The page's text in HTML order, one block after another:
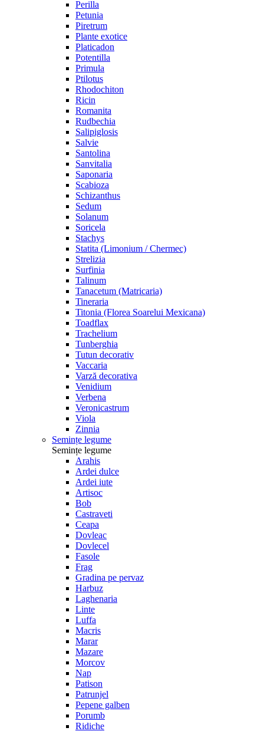
Perilla
Petunia
Piretrum
Plante exotice
Platicadon
Potentilla
Primula
Ptilotus
Rhodochiton
Ricin
Romanita
Rudbechia
Salipiglosis
Salvie
Santolina
Sanvitalia
Saponaria
Scabioza
Schizanthus
Sedum
Solanum
Soricela
Stachys
Statita (Limonium / Chermec)
Strelizia
Surfinia
Talinum
Tanacetum (Matricaria)
Tineraria
Titonia (Florea Soarelui Mexicana)
Toadflax
Trachelium
Tunberghia
Tutun decorativ
Vaccaria
Varză decorativa
Venidium
Verbena
Veronicastrum
Viola
Zinnia
Semințe legume
Semințe legume
Arahis
Ardei dulce
Ardei iute
Artisoc
Bob
Castraveti
Ceapa
Dovleac
Dovlecel
Fasole
Frag
Gradina pe pervaz
Harbuz
Laghenaria
Linte
Luffa
Macris
Marar
Mazare
Morcov
Nap
Patison
Patrunjel
Pepene galben
Porumb
Ridiche